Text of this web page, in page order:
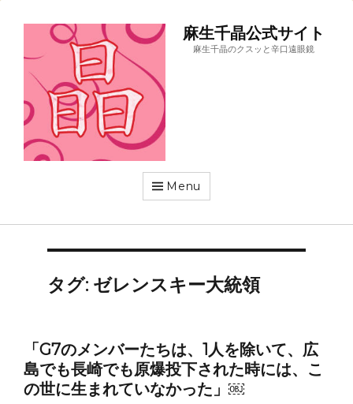
麻生千晶公式サイト
麻生千晶のクスッと辛口遠眼鏡
Menu
タグ: ゼレンスキー大統領
「G7のメンバーたちは、1人を除いて、広
島でも長崎でも原爆投下された時には、こ
の世に生まれていなかった」￼